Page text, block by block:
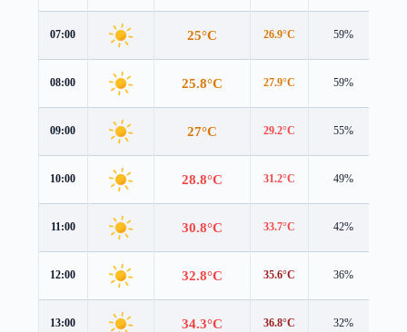
07:00 25°C 26.9°C 59%
08:00 25.8°C 27.9°C 59%
09:00 27°C 29.2°C 55%
10:00 28.8°C 31.2°C 49%
11:00 30.8°C 33.7°C 42%
12:00 32.8°C 35.6°C 36%
13:00 34.3°C 36.8°C 32%